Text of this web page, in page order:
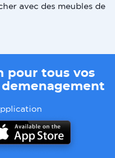
avec des meubles de
pour tous vos